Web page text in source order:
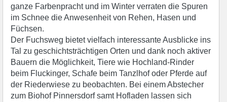
ganze Farbenpracht und im Winter verraten die Spuren
im Schnee die Anwesenheit von Rehen, Hasen und
Füchsen.
Der Fuchsweg bietet vielfach interessante Ausblicke ins
Tal zu geschichtsträchtigen Orten und dank noch aktiver
Bauern die Möglichkeit, Tiere wie Hochland-Rinder
beim Fluckinger, Schafe beim Tanzlhof oder Pferde auf
der Riederwiese zu beobachten. Bei einem Abstecher
zum Biohof Pinnersdorf samt Hofladen lassen sich